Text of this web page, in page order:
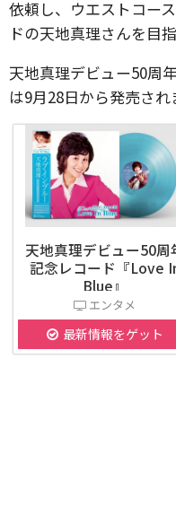
依頼し、ウエストコー
ドの天地真理さんを目
天地真理デビュー50周
は9月28日から発売され
天地真理デビュー50周
記念レコード『Love
Blue』
エンタメ
最新情報をゲット